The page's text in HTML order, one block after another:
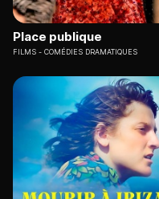
Place publique
FILMS COMÉDIES DRAMATIQUES